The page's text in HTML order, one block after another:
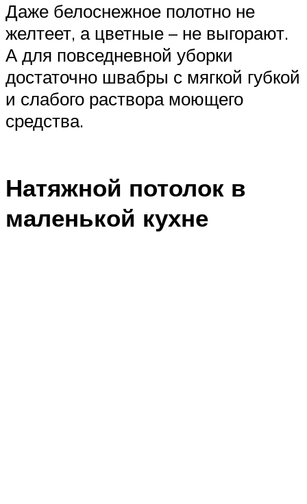
Даже белоснежное полотно не
желтеет, а цветные – не выгорают.
А для повседневной уборки
достаточно швабры с мягкой губкой
и слабого раствора моющего
средства.
Натяжной потолок в
маленькой кухне